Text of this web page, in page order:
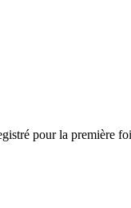
pour la première